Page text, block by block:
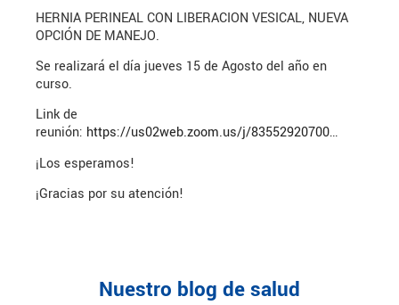
HERNIA PERINEAL CON LIBERACION VESICAL, NUEVA
OPCIÓN DE MANEJO.
Se realizará el día jueves 15 de Agosto del año en
curso.
Link de
reunión: https://us02web.zoom.us/j/83552920700…
¡Los esperamos!
¡Gracias por su atención!
Nuestro blog de salud